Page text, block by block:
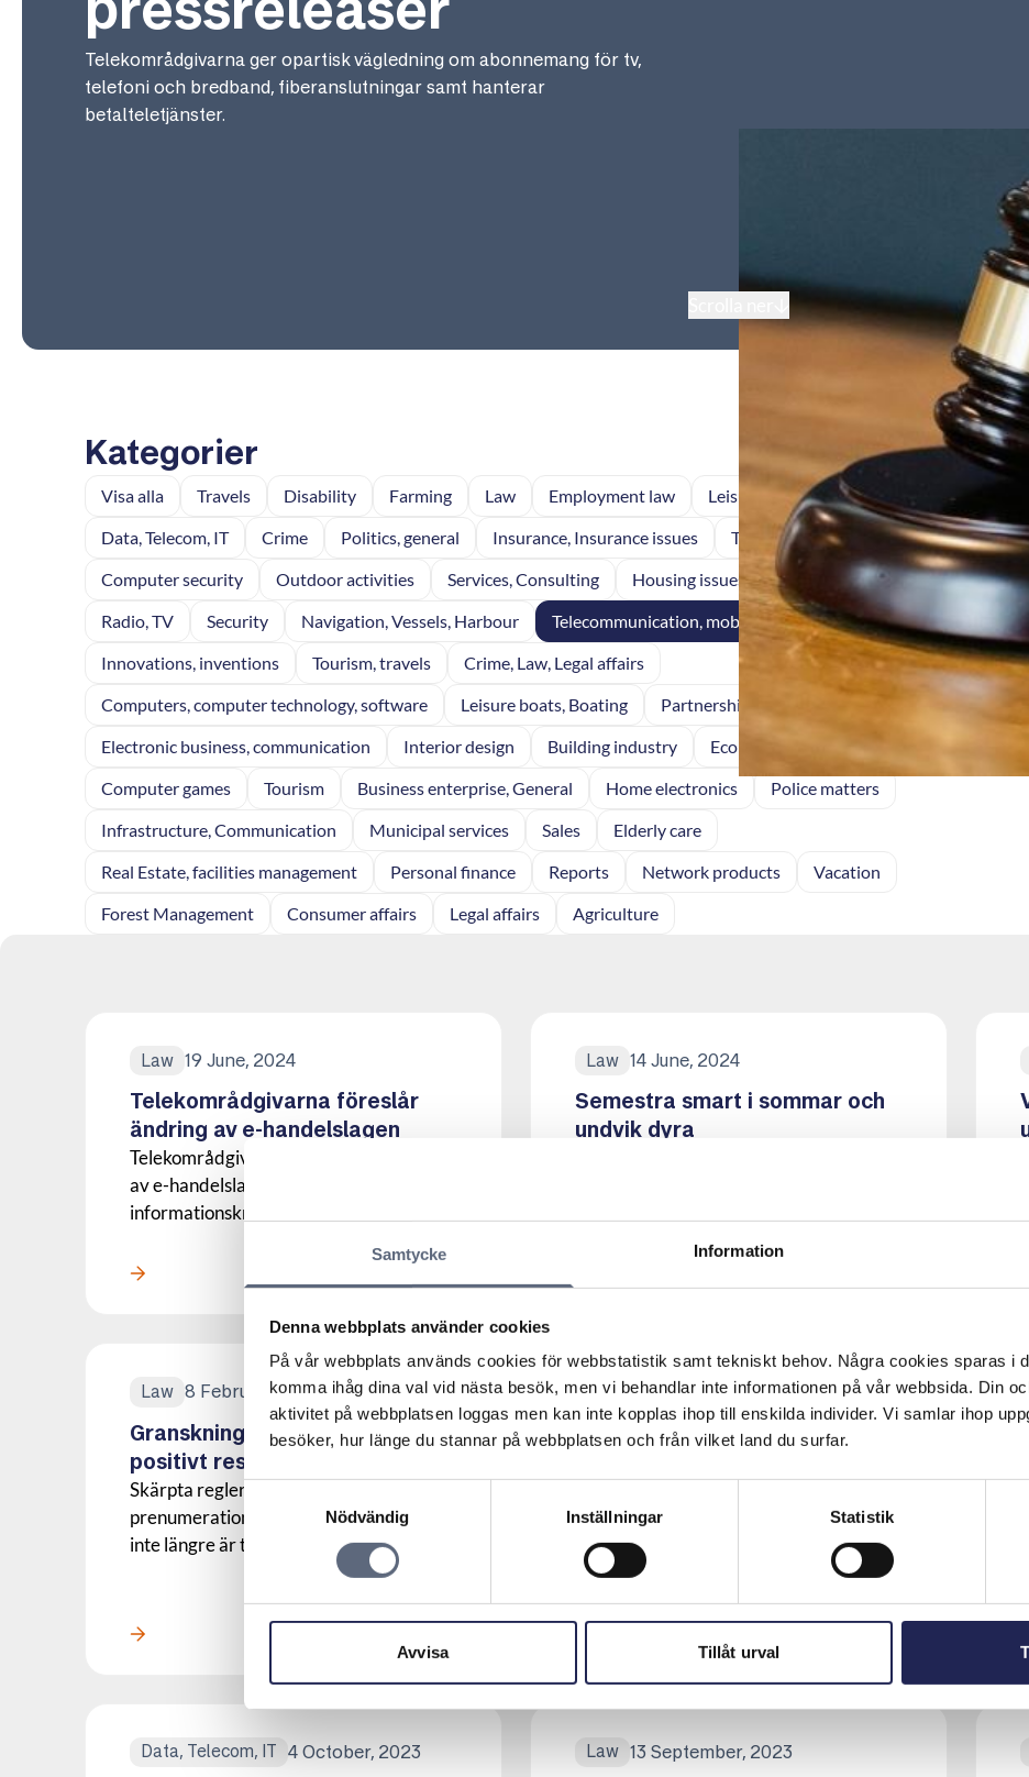
Samtycke Information
Denna webbplats använder cookies
På vår webbplats används cookies för webbstatistik samt tekniskt behov. Några cookies sparas i
komma ihåg dina val vid nästa besök, men vi behandlar inte informationen på vår webbsida. Din
aktivitet på webbplatsen loggas men kan inte kopplas ihop till enskilda individer. Vi samlar ihop
besöker, hur länge du stannar på webbplatsen och från vilket land du surfar.
Samtyckesval
Nödvändig
Inställningar Statistik
Avvisa Tillåt urval
Telekområdgivarna ger opartisk vägledning om abonnemang för tv,
telefoni och bredband, fiberanslutningar samt hanterar
betalteletjänster.
Kategorier
Visa alla Travels Disability Farming Law Employment law Leisure
Law, Justice
Data, Telecom, IT
Crime Politics, general Insurance, Insurance issues
Telecom
Computer security
Outdoor activities Services, Consulting Housing issues
Air service
Radio, TV
Security Navigation, Vessels, Harbour
Telecommunication, mobile telephony
Innovations, inventions
Tourism, travels
Crime, Law, Legal affairs
Computers, computer technology, software
Leisure boats, Boating
Partnerships, cooperations
Electronic business, communication
Interior design Building industry Economy, Finance
Garden
Computer games
Tourism Business enterprise, General Home electronics
Police matters
Infrastructure, Communication
Municipal services Sales
Elderly care
Real Estate, facilities management
Personal finance Reports Network products
Vacation
Forest Management
Consumer affairs Legal affairs Agriculture
Law 19 June, 2024
Telekområdgivarna föreslår
ändring av e-handelslagen
Telekområdgivarna föreslår en ändring
av e-handelslagen angående
informationskravet på att ange...
Läs mer om denna Press
Law 14 June, 2024
Semestra smart i sommar och
undvik dyra
Läs mer om denna Press
Law 8 February, 2024
Granskning av villkor har gett
positivt resultat
Skärpta regler för
prenumerationstjänster innebär att det
inte längre är tillåtet...
Läs mer om denna Press
Law 18 December, 2023
Nu stoppar
genom ”spoofing”!
Telekomoperatörerna Telia, Tele2,
Telenor och Tre har i ett
samarbetsprojekt med...
Läs mer om denna Press
Data, Telecom, IT 4 October, 2023 Law 13 September, 2023